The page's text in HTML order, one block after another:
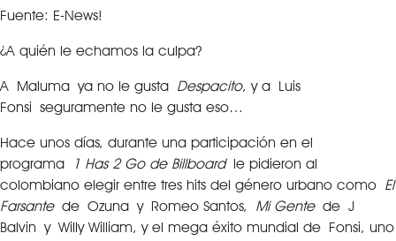
Fuente: E-News!
¿A quién le echamos la culpa?
A Maluma ya no le gusta Despacito, y a Luis
Fonsi seguramente no le gusta eso…
Hace unos días, durante una participación en el
programa
1 Has 2 Go de Billboardle pidieron al
colombiano elegir entre tres hits del género urbano como El
Farsantede Ozuna y Romeo Santos, Mi Gentede J
Balvin y Willy William, y el mega éxito mundial de Fonsi, uno